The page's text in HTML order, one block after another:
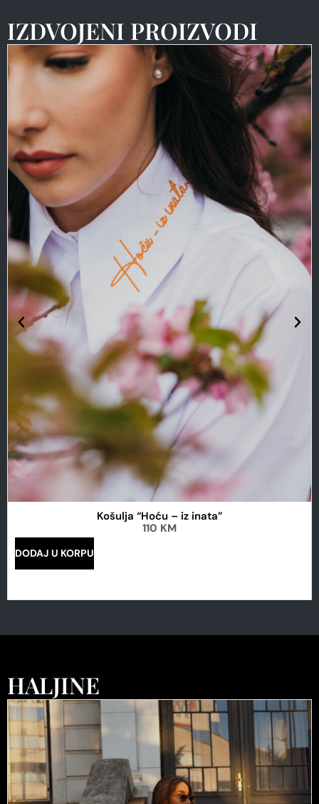
IZDVOJENI PROIZVODI
Košulja “Hoću – iz inata”
110 KM
DODAJ U KORPU
HALJINE